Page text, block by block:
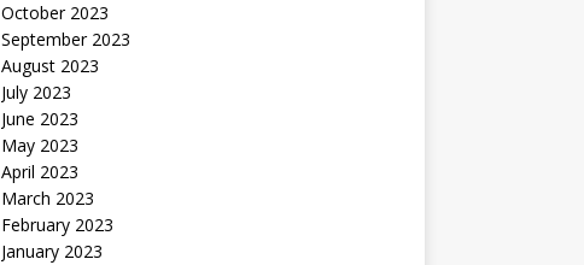
October 2023
September 2023
August 2023
July 2023
June 2023
May 2023
April 2023
March 2023
February 2023
January 2023